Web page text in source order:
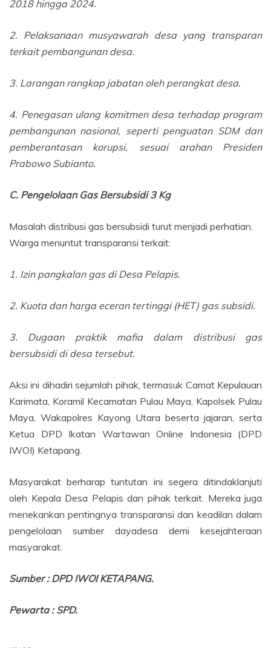
2018 hingga 2024.
2. Pelaksanaan musyawarah desa yang transparan
terkait pembangunan desa.
3. Larangan rangkap jabatan oleh perangkat desa.
4. Penegasan ulang komitmen desa terhadap program
pembangunan nasional, seperti penguatan SDM dan
pemberantasan korupsi, sesuai arahan Presiden
Prabowo Subianto.
C. Pengelolaan Gas Bersubsidi 3 Kg
Masalah distribusi gas bersubsidi turut menjadi perhatian.
Warga menuntut transparansi terkait:
1. Izin pangkalan gas di Desa Pelapis.
2. Kuota dan harga eceran tertinggi (HET) gas subsidi.
3. Dugaan praktik mafia dalam distribusi gas
bersubsidi di desa tersebut.
Aksi ini dihadiri sejumlah pihak, termasuk Camat Kepulauan
Karimata, Koramil Kecamatan Pulau Maya, Kapolsek Pulau
Maya, Wakapolres Kayong Utara beserta jajaran, serta
Ketua DPD Ikatan Wartawan Online Indonesia (DPD
IWOI) Ketapang.
Masyarakat berharap tuntutan ini segera ditindaklanjuti
oleh Kepala Desa Pelapis dan pihak terkait. Mereka juga
menekankan pentingnya transparansi dan keadilan dalam
pengelolaan sumber dayadesa demi kesejahteraan
masyarakat.
Sumber : DPD IWOI KETAPANG.
Pewarta : SPD.